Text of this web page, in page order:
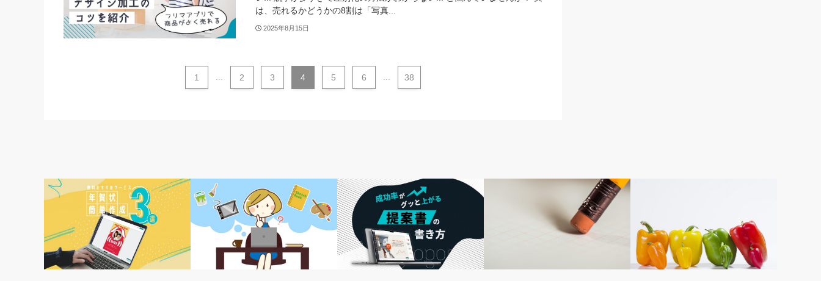
は、売れるかどうかの8割は「写真...
2025年8月15日
1 ... 2 3 4 5 6 ... 38